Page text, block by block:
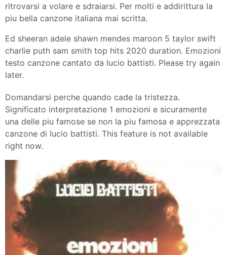
ritrovarsi a volare e sdraiarsi. Per molti e addirittura la
piu bella canzone italiana mai scritta.
Ed sheeran adele shawn mendes maroon 5 taylor swift
charlie puth sam smith top hits 2020 duration. Emozioni
testo canzone cantato da lucio battisti. Please try again
later.
Domandarsi perche quando cade la tristezza.
Significato interpretazione 1 emozioni e sicuramente
una delle piu famose se non la piu famosa e apprezzata
canzone di lucio battisti. This feature is not available
right now.